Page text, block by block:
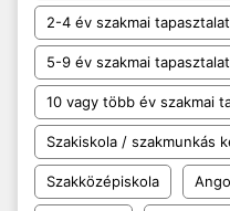
2-4 év szakmai tapasztalat
5-9 év szakmai tapasztalat
10 vagy több év szakmai
Szakiskola / szakmunkás
Szakközépiskola